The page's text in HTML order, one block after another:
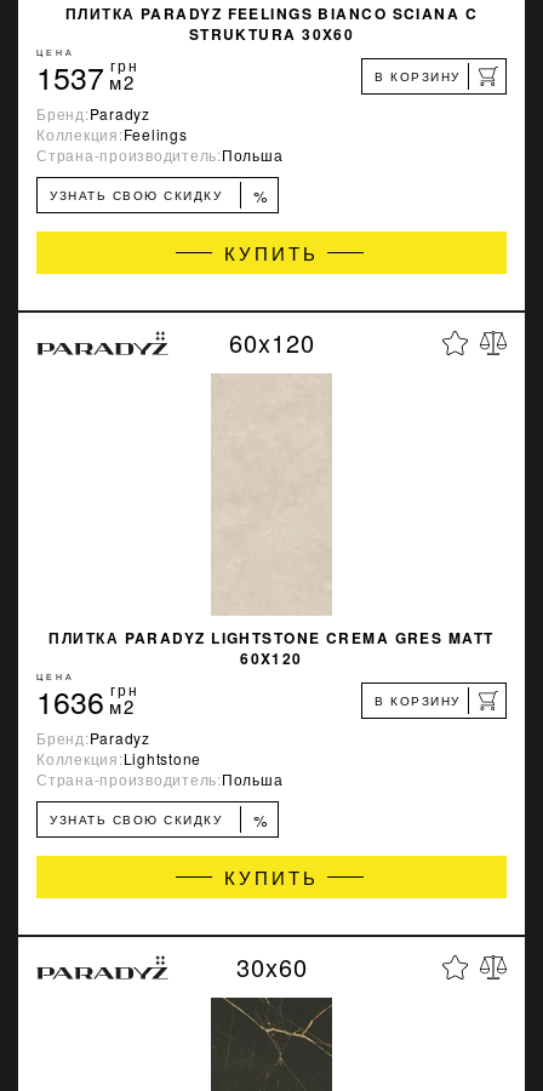
ПЛИТКА PARADYZ FEELINGS BIANCO SCIANA C
STRUKTURA 30X60
ЦЕНА
1537 грн
м2 В КОРЗИНУ
Бренд:Paradyz
Коллекция:Feelings
Страна-производитель:Польша
УЗНАТЬ СВОЮ СКИДКУ %
КУПИТЬ
60x120
ПЛИТКА PARADYZ LIGHTSTONE CREMA GRES MATT
60X120
ЦЕНА
1636 грн
м2 В КОРЗИНУ
Бренд:Paradyz
Коллекция:Lightstone
Страна-производитель:Польша
УЗНАТЬ СВОЮ СКИДКУ %
КУПИТЬ
30x60